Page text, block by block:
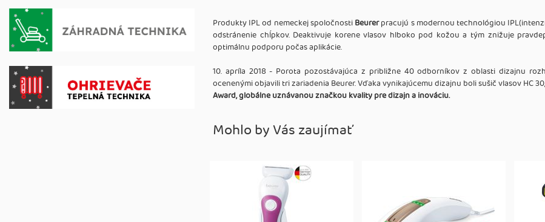
Produkty IPL od nemeckej spoločnostiBeurerpracujú s modernou technológiou
odstránenie chĺpkov. Deaktivuje korene vlasov hlboko pod kožou a tým znižuje
optimálnu podporu počas aplikácie.
10. apríla 2018 - Porota pozostávajúca z približne 40 odborníkov z oblasti dizajnu
ocenenými objavili tri zariadenia Beurer. Vďaka vynikajúcemu dizajnu boli sušič vlasov HC
Award, globálne uznávanou značkou kvality pre dizajn a inováciu.
Mohlo by Vás zaujímať